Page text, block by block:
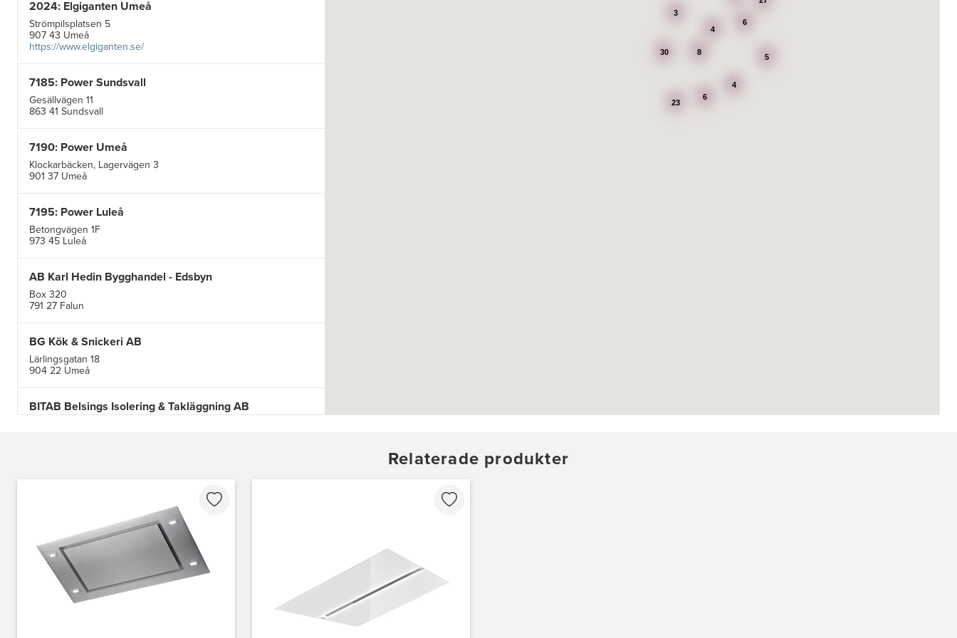
2024: Elgiganten Umeå
Strömpilsplatsen 5
907 43 Umeå
https://www.elgiganten.se/
7185: Power Sundsvall
Gesällvägen 11
863 41 Sundsvall
7190: Power Umeå
Klockarbäcken, Lagervägen 3
901 37 Umeå
7195: Power Luleå
Betongvägen 1F
973 45 Luleå
AB Karl Hedin Bygghandel - Edsbyn
Box 320
791 27 Falun
BG Kök & Snickeri AB
Lärlingsgatan 18
904 22 Umeå
BITAB Belsings Isolering & Takläggning AB
31864380
Ballingslöv Arninge
Hantverkarvägen 14
187 66 Täby
23
30 8
4
6
6
3
4
5
Relaterade produkter